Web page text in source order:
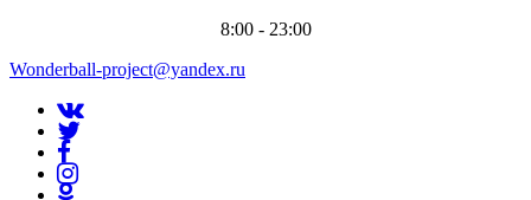
8:00 - 23:00
Wonderball-project@yandex.ru